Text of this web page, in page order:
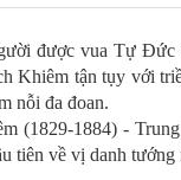
được vua Tự Đức
Khiêm tận tụy với
nỗi đa đoan.
(1829-1884) -
tiên về vị danh tướng